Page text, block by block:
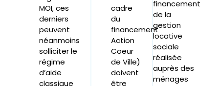
MOI, ces
derniers
peuvent
néanmoins
solliciter le
régime
d’aide
classique
cadre
du
financement
Action
Coeur
de Ville)
doivent
être
financement
de la
gestion
locative
sociale
réalisée
auprès des
ménages